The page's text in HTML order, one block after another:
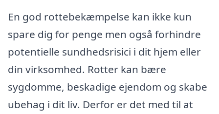
En god rottebekæmpelse kan ikke kun
spare dig for penge men også forhindre
potentielle sundhedsrisici i dit hjem eller
din virksomhed. Rotter kan bære
sygdomme, beskadige ejendom og skabe
ubehag i dit liv. Derfor er det med til at